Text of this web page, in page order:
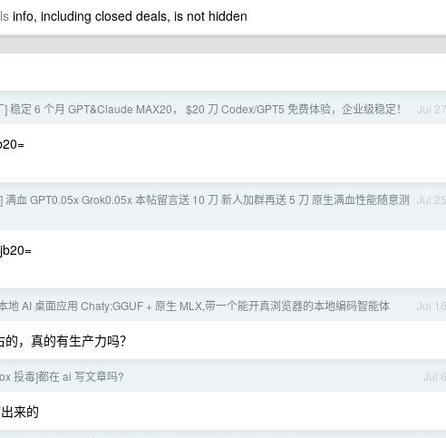
info, including closed deals, is not hidden
Jul 27
] 稳定 6 个月 GPT&Claude MAX20， $20 刀 Codex/GPT5 免费体验，企业级稳定！
Jul 25
满血 GPT0.05x Grok0.05x 本帖留言送 10 刀 新人加群再送 5 刀 原生满血性能随意测
Jul 16
地 AI 桌面应用 Chaty:GGUF + 原生 MLX,带一个能开真浏览器的本地编码智能体
，真的有生产力吗？
Jul 6
投毒]都在 ai 写文章吗?
来的